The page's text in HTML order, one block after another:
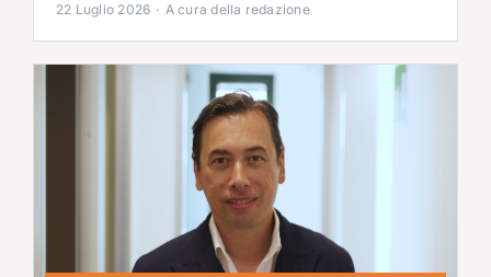
22 Luglio 2026 · A cura della redazione